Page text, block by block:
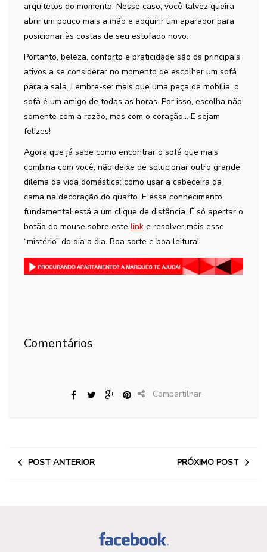
arquitetos do momento. Nesse caso, você talvez queira
abrir um pouco mais a mão e adquirir um aparador para
posicionar às costas de seu estofado novo.
Portanto, beleza, conforto e praticidade são os principais
ativos a se considerar no momento de escolher um sofá
para a sala. Lembre-se: mais que uma peça de mobília, o
sofá é um amigo de todas as horas. Por isso, escolha não
somente com a razão, mas com o coração… E sejam
felizes!
Agora que já sabe como encontrar o sofá que mais
combina com você, não deixe de solucionar outro grande
dilema da vida doméstica: como usar a cabeceira da
cama na decoração do quarto. E esse conhecimento
fundamental está a um clique de distância. É só apertar o
botão do mouse sobre este link e resolver mais esse
“mistério” do dia a dia. Boa sorte e boa leitura!
Comentários
Compartilhar
POST ANTERIOR PRÓXIMO POST